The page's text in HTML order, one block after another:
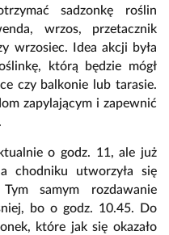
sadzonkę roślin
wrzos, przetacznik
wrzosiec. Idea akcji była
którą będzie mógł
czy balkonie lub tarasie.
zapylającym i zapewnić
o godz. 11, ale już
chodniku utworzyła się
samym rozdawanie
bo o godz. 10.45. Do
które jak się okazało